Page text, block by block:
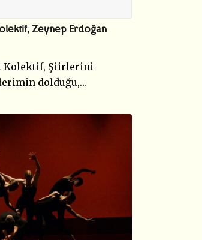
Zeynep Erdoğan
Kolektif, Şiirlerini
dolduğu,…